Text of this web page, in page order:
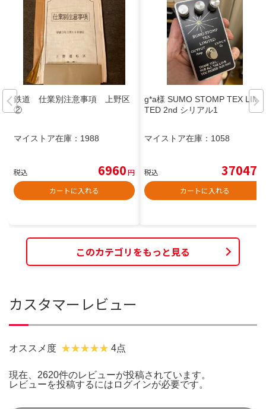
鉄道 仕業別注意事項 上野区
②
マイストア在庫： 1988
税込 6960円
カートに入れる
g*a様 SUMO STOMP TEX LIMI
TED 2nd シリアル1
マイストア在庫： 1058
税込 37047
カートに入れる
このカテゴリをもっと見る
カスタマーレビュー
オススメ度 4点
現在、2620件のレビューが投稿されています。
レビューを投稿するには ログインが必要です。